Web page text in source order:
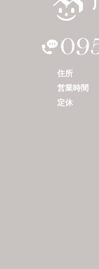
住所
営業時間
定休